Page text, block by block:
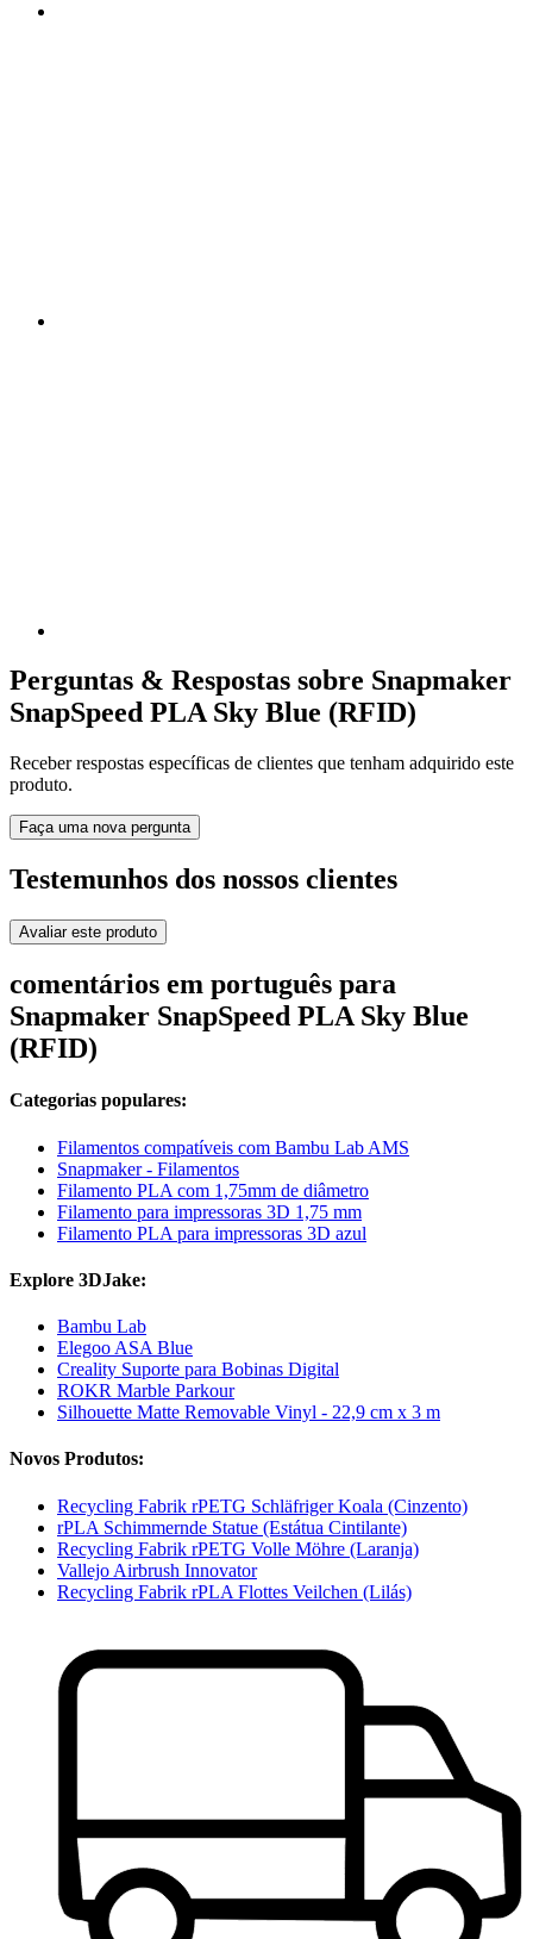
Perguntas & Respostas sobre Snapmaker
SnapSpeed PLA Sky Blue (RFID)
Receber respostas específicas de clientes que tenham adquirido este
produto.
Faça uma nova pergunta
Testemunhos dos nossos clientes
Avaliar este produto
comentários em português para
Snapmaker SnapSpeed PLA Sky Blue
(RFID)
Categorias populares:
Filamentos compatíveis com Bambu Lab AMS
Snapmaker - Filamentos
Filamento PLA com 1,75mm de diâmetro
Filamento para impressoras 3D 1,75 mm
Filamento PLA para impressoras 3D azul
Explore 3DJake:
Bambu Lab
Elegoo ASA Blue
Creality Suporte para Bobinas Digital
ROKR Marble Parkour
Silhouette Matte Removable Vinyl - 22,9 cm x 3 m
Novos Produtos:
Recycling Fabrik rPETG Schläfriger Koala (Cinzento)
rPLA Schimmernde Statue (Estátua Cintilante)
Recycling Fabrik rPETG Volle Möhre (Laranja)
Vallejo Airbrush Innovator
Recycling Fabrik rPLA Flottes Veilchen (Lilás)